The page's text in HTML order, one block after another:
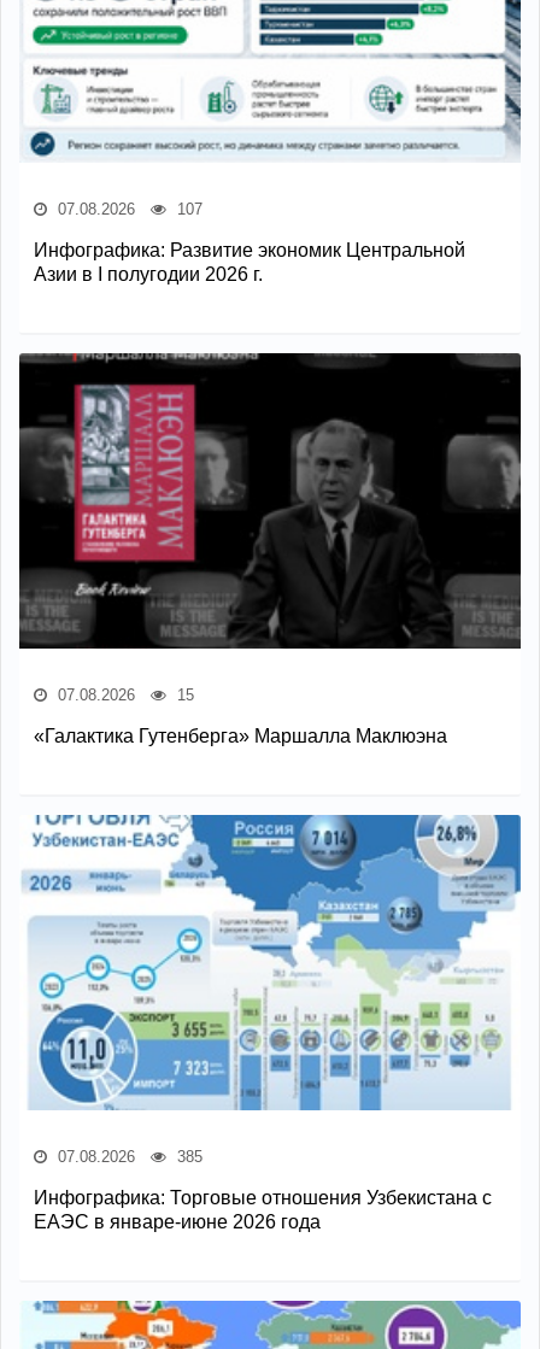
07.08.2026 107
Инфографика: Развитие экономик Центральной
Азии в I полугодии 2026 г.
07.08.2026 15
«Галактика Гутенберга» Маршалла Маклюэна
07.08.2026 385
Инфографика: Торговые отношения Узбекистана с
ЕАЭС в январе-июне 2026 года